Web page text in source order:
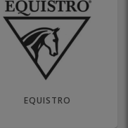
EQUISTRO